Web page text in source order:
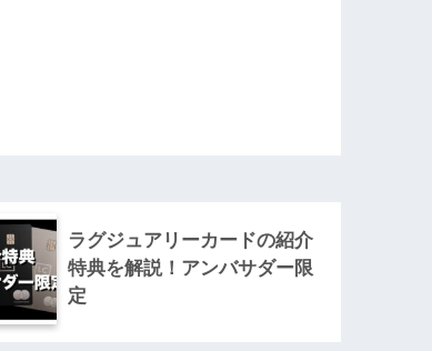
ラグジュアリーカードの紹介
特典を解説！アンバサダー限
定